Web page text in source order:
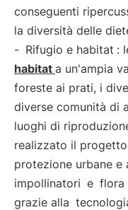
conseguenti
la diversità delle
- Rifugio e habitat :
habitat a un'ampia
foreste ai prati, i
diverse comunità di
luoghi di
realizzato il progetto
protezione urbane
impollinatori e flora
grazie alla